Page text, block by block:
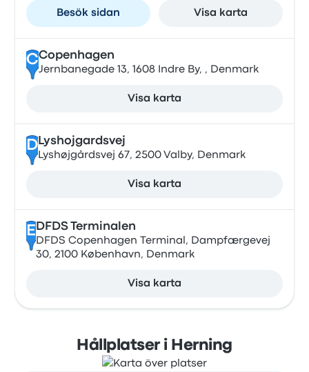
Besök sidan Visa karta
CCopenhagen
Jernbanegade 13, 1608 Indre By, , Denmark
Visa karta
DLyshojgardsvej
Lyshøjgårdsvej 67, 2500 Valby, Denmark
Visa karta
E DFDS Terminalen
DFDS Copenhagen Terminal, Dampfærgevej
30, 2100 København, Denmark
Visa karta
Hållplatser i Herning